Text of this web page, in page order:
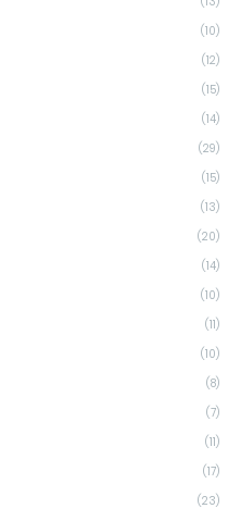
(10)
(12)
(15)
(14)
(29)
(15)
(13)
(20)
(14)
(10)
(11)
(10)
(8)
(7)
(11)
(17)
(23)